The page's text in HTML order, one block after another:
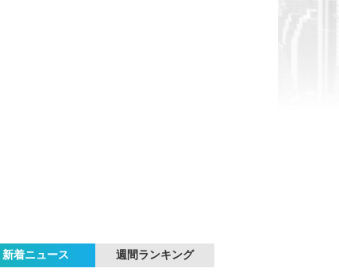
新着ニュース 週間ランキング